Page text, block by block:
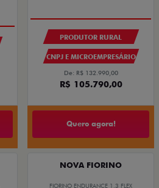
PRODUTOR RURAL
CNPJ E MICROEMPRESÁRIO
De: R$ 132.990,00
R$ 105.790,00
Quero agora!
NOVA FIORINO
FIORINO ENDURANCE 1.3 FLEX